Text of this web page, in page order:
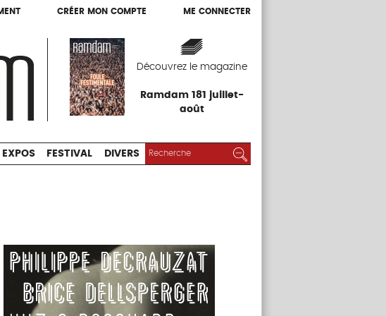
CRÉER MON COMPTE ME CONNECTER
Découvrez le magazine
Ramdam 181 juillet-
août
CRÉER MON COMPTE ME CONNECTER
PUBLIC EXPOS
EXPOS FESTIVAL DIVERS RECHERCHER :